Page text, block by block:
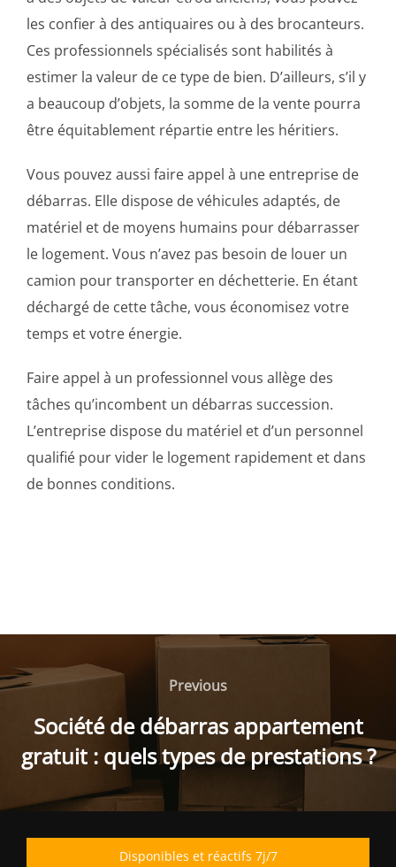
les confier à des antiquaires ou à des brocanteurs.
Ces professionnels spécialisés sont habilités à
estimer la valeur de ce type de bien. D’ailleurs, s’il y
a beaucoup d’objets, la somme de la vente pourra
être équitablement répartie entre les héritiers.
Vous pouvez aussi faire appel à une entreprise de
débarras. Elle dispose de véhicules adaptés, de
matériel et de moyens humains pour débarrasser
le logement. Vous n’avez pas besoin de louer un
camion pour transporter en déchetterie. En étant
déchargé de cette tâche, vous économisez votre
temps et votre énergie.
Faire appel à un professionnel vous allège des
tâches qu’incombent un débarras succession.
L’entreprise dispose du matériel et d’un personnel
qualifié pour vider le logement rapidement et dans
de bonnes conditions.
de
l’article
Previous
Previous
Société de débarras appartement
gratuit : quels types de prestations ?
Disponibles et réactifs 7j/7